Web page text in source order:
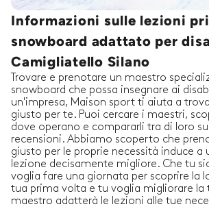
Informazioni sulle lezioni
snowboard adattato per
Camigliatello Silano
Trovare e prenotare un maestro
snowboard che possa insegnare ai
un'impresa, Maison sport ti aiuta a
giusto per te. Puoi cercare i maestri,
dove operano e compararli tra di loro
recensioni. Abbiamo scoperto che
giusto per le proprie necessità induce a
lezione decisamente migliore. Che tu
voglia fare una giornata per scoprire la
tua prima volta e tu voglia migliorare la
maestro adatterà le lezioni alle tue